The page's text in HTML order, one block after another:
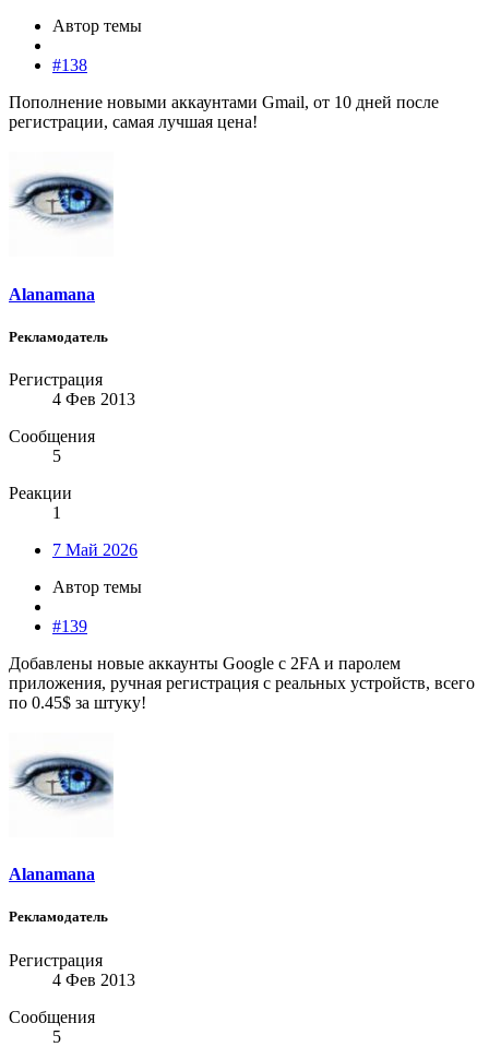
Автор темы
#138
Пополнение новыми аккаунтами Gmail, от 10 дней после
регистрации, самая лучшая цена!
Alanamana
Рекламодатель
Регистрация
4 Фев 2013
Сообщения
5
Реакции
1
7 Май 2026
Автор темы
#139
Добавлены новые аккаунты Google с 2FA и паролем
приложения, ручная регистрация с реальных устройств, всего
по 0.45$ за штуку!
Alanamana
Рекламодатель
Регистрация
4 Фев 2013
Сообщения
5